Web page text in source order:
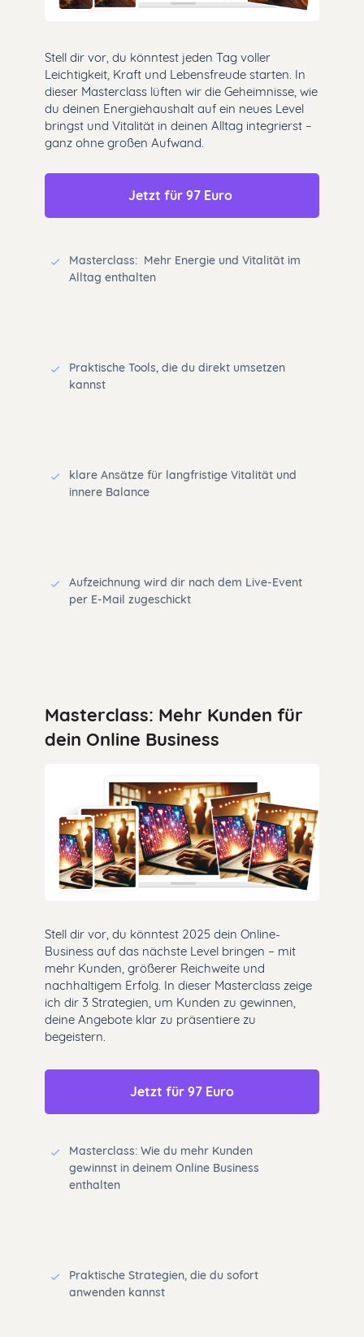
Stell dir vor, du könntest jeden Tag voller
Leichtigkeit, Kraft und Lebensfreude starten. In
dieser Masterclass lüften wir die Geheimnisse, wie
du deinen Energiehaushalt auf ein neues Level
bringst und Vitalität in deinen Alltag integrierst –
ganz ohne großen Aufwand.
Jetzt für 97 Euro
Masterclass: Mehr Energie und Vitalität im
Alltag enthalten
Praktische Tools, die du direkt umsetzen
kannst
klare Ansätze für langfristige Vitalität und
innere Balance
Aufzeichnung wird dir nach dem Live-Event
per E-Mail zugeschickt
Masterclass: Mehr Kunden für
dein Online Business
Stell dir vor, du könntest 2025 dein Online-
Business auf das nächste Level bringen – mit
mehr Kunden, größerer Reichweite und
nachhaltigem Erfolg. In dieser Masterclass zeige
ich dir 3 Strategien, um Kunden zu gewinnen,
deine Angebote klar zu präsentiere zu
begeistern.
Jetzt für 97 Euro
Masterclass: Wie du mehr Kunden
gewinnst in deinem Online Business
enthalten
Praktische Strategien, die du sofort
anwenden kannst